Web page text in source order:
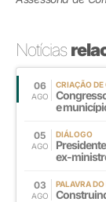
Notícias
06
AGO
CRIAÇÃO DE
e
05
AGO
DIÁLOGO
ex-
03
AGO
PALAVRA